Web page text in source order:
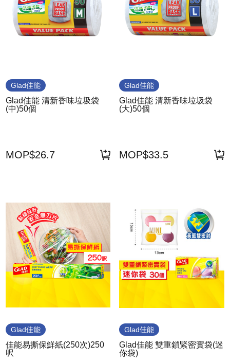
Glad佳能
Glad佳能 清新香味垃圾袋
(中)50個
MOP$26.7
Glad佳能
Glad佳能 清新香味垃圾袋
(大)50個
MOP$33.5
Glad佳能
佳能易撕保鮮紙(250次)250
呎
Glad佳能
Glad佳能 雙重鎖緊密實袋(迷
你袋)